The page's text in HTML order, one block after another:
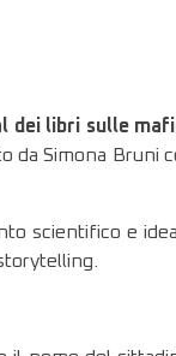
dei libri sulle
da Simona
scientifico e